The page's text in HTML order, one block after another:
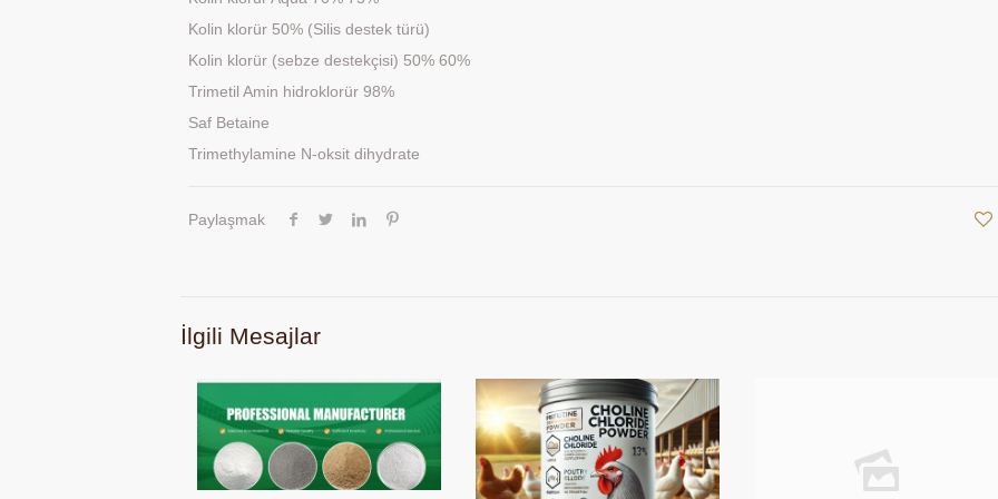
Kolin klorür 50% (Silis destek türü)
Kolin klorür (sebze destekçisi) 50% 60%
Trimetil Amin hidroklorür 98%
Saf Betaine
Trimethylamine N-oksit dihydrate
Paylaşmak
İlgili Mesajlar